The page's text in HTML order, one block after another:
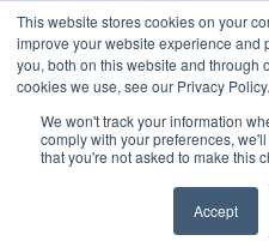
This website stores cookies on your
improve your website experience and
you, both on this website and through
cookies we use, see our Privacy Policy.
We won't track your information
comply with your preferences,
that you're not asked to make this
Accept
Performance di acquisto